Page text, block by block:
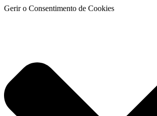
Gerir o Consentimento de Cookies